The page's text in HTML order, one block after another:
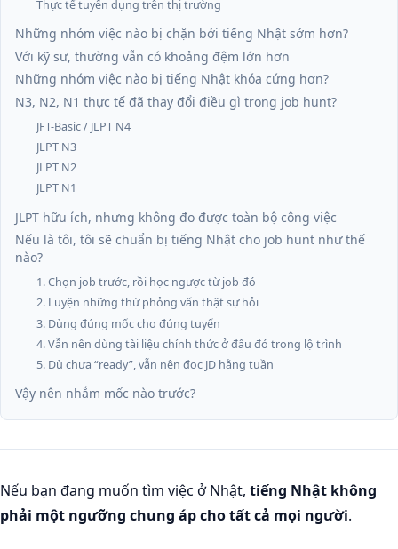
Thực tế tuyển dụng trên thị trường
Những nhóm việc nào bị chặn bởi tiếng Nhật sớm hơn?
Với kỹ sư, thường vẫn có khoảng đệm lớn hơn
Những nhóm việc nào bị tiếng Nhật khóa cứng hơn?
N3, N2, N1 thực tế đã thay đổi điều gì trong job hunt?
JFT-Basic / JLPT N4
JLPT N3
JLPT N2
JLPT N1
JLPT hữu ích, nhưng không đo được toàn bộ công việc
Nếu là tôi, tôi sẽ chuẩn bị tiếng Nhật cho job hunt như thế
nào?
1. Chọn job trước, rồi học ngược từ job đó
2. Luyện những thứ phỏng vấn thật sự hỏi
3. Dùng đúng mốc cho đúng tuyến
4. Vẫn nên dùng tài liệu chính thức ở đâu đó trong lộ trình
5. Dù chưa “ready”, vẫn nên đọc JD hằng tuần
Vậy nên nhắm mốc nào trước?
Nếu bạn đang muốn tìm việc ở Nhật, tiếng Nhật không
phải một ngưỡng chung áp cho tất cả mọi người.